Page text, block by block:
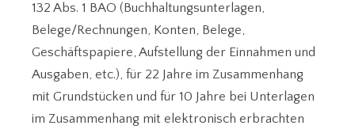
132 Abs. 1 BAO (Buchhaltungsunterlagen,
Belege/Rechnungen, Konten, Belege,
Geschäftspapiere, Aufstellung der Einnahmen und
Ausgaben, etc.), für 22 Jahre im Zusammenhang
mit Grundstücken und für 10 Jahre bei Unterlagen
im Zusammenhang mit elektronisch erbrachten